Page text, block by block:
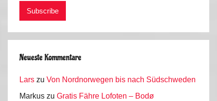
Neueste Kommentare
Lars zu Von Nordnorwegen bis nach Südschweden
Markus zu Gratis Fähre Lofoten – Bodø